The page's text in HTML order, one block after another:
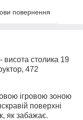
повернення
висота столика 19
472
ігровою зоною
поверхні
як забажає.